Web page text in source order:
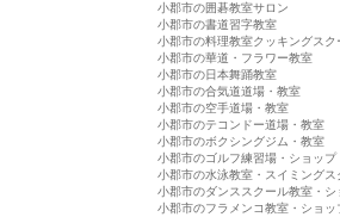
小郡市の囲碁教室サロン
小郡市の書道習字教室
小郡市の料理教室クッキングスク
小郡市の華道・フラワー教室
小郡市の日本舞踊教室
小郡市の合気道道場・教室
小郡市の空手道場・教室
小郡市のテコンドー道場・教室
小郡市のボクシングジム・教室
小郡市のゴルフ練習場・ショップ
小郡市の水泳教室・スイミングス
小郡市のダンススクール教室・シ
小郡市のフラメンコ教室・ショッ